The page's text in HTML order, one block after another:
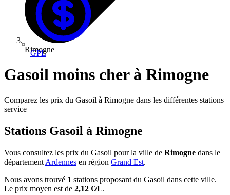
GPL
Rimogne
Gasoil moins cher à Rimogne
Comparez les prix du Gasoil à Rimogne dans les différentes stations
service
Stations Gasoil à Rimogne
Vous consultez les prix du Gasoil pour la ville de Rimogne dans le
département Ardennes en région Grand Est.
Nous avons trouvé 1 stations proposant du Gasoil dans cette ville.
Le prix moyen est de 2,12 €/L.